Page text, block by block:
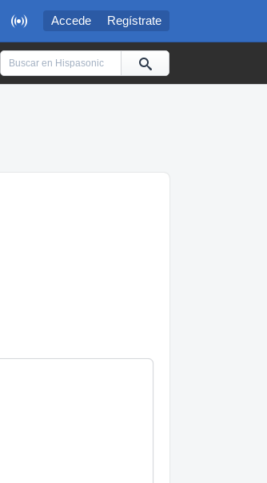
 Accede Regístrate